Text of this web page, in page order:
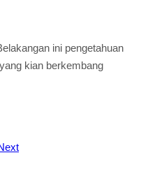
ini pengetahuan
kian berkembang